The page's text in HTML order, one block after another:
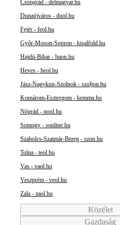
Csongrád - delmagyar.hu
Dunaújváros - duol.hu
Fejér - feol.hu
Győr-Moson-Sopron - kisalfold.hu
Hajdú-Bihar - haon.hu
Heves - heol.hu
Jász-Nagykun-Szolnok - szoljon.hu
Komárom-Esztergom - kemma.hu
Nógrád - nool.hu
Somogy - sonline.hu
Szabolcs-Szatmár-Bereg - szon.hu
Tolna - teol.hu
Vas - vaol.hu
Veszprém - veol.hu
Zala - zaol.hu
Közélet
Gazdaság